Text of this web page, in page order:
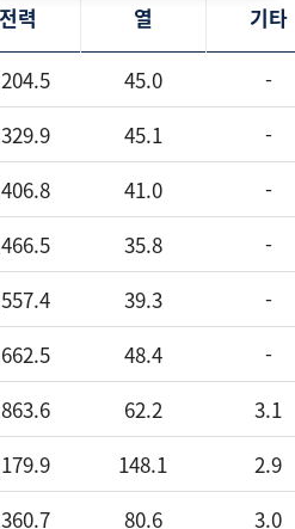
전력 열 기타
45.0 -
45.1 -
41.0 -
35.8 -
39.3 -
48.4 -
62.2 3.1
148.1 2.9
80.6 3.0